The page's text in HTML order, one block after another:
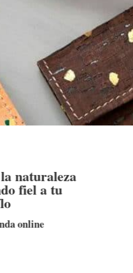
naturaleza
fiel a tu
online